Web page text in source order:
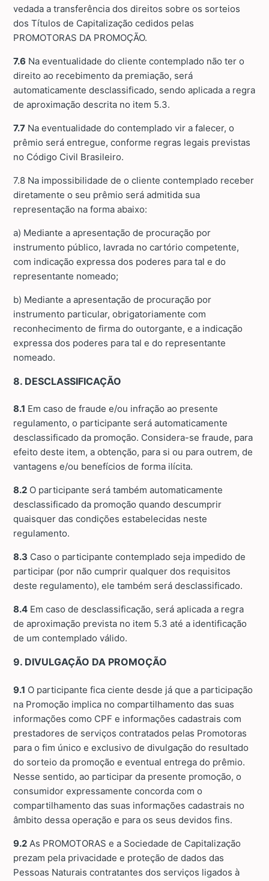
vedada a transferência dos direitos sobre os sorteios
dos Títulos de Capitalização cedidos pelas
PROMOTORAS DA PROMOÇÃO.
7.6 Na eventualidade do cliente contemplado não ter o
direito ao recebimento da premiação, será
automaticamente desclassificado, sendo aplicada a regra
de aproximação descrita no item 5.3.
7.7 Na eventualidade do contemplado vir a falecer, o
prêmio será entregue, conforme regras legais previstas
no Código Civil Brasileiro.
7.8 Na impossibilidade de o cliente contemplado receber
diretamente o seu prêmio será admitida sua
representação na forma abaixo:
a) Mediante a apresentação de procuração por
instrumento público, lavrada no cartório competente,
com indicação expressa dos poderes para tal e do
representante nomeado;
b) Mediante a apresentação de procuração por
instrumento particular, obrigatoriamente com
reconhecimento de firma do outorgante, e a indicação
expressa dos poderes para tal e do representante
nomeado.
8. DESCLASSIFICAÇÃO
8.1 Em caso de fraude e/ou infração ao presente
regulamento, o participante será automaticamente
desclassificado da promoção. Considera-se fraude, para
efeito deste item, a obtenção, para si ou para outrem, de
vantagens e/ou benefícios de forma ilícita.
8.2 O participante será também automaticamente
desclassificado da promoção quando descumprir
quaisquer das condições estabelecidas neste
regulamento.
8.3 Caso o participante contemplado seja impedido de
participar (por não cumprir qualquer dos requisitos
deste regulamento), ele também será desclassificado.
8.4 Em caso de desclassificação, será aplicada a regra
de aproximação prevista no item 5.3 até a identificação
de um contemplado válido.
9. DIVULGAÇÃO DA PROMOÇÃO
9.1 O participante fica ciente desde já que a participação
na Promoção implica no compartilhamento das suas
informações como CPF e informações cadastrais com
prestadores de serviços contratados pelas Promotoras
para o fim único e exclusivo de divulgação do resultado
do sorteio da promoção e eventual entrega do prêmio.
Nesse sentido, ao participar da presente promoção, o
consumidor expressamente concorda com o
compartilhamento das suas informações cadastrais no
âmbito dessa operação e para os seus devidos fins.
9.2 As PROMOTORAS e a Sociedade de Capitalização
prezam pela privacidade e proteção de dados das
Pessoas Naturais contratantes dos serviços ligados à